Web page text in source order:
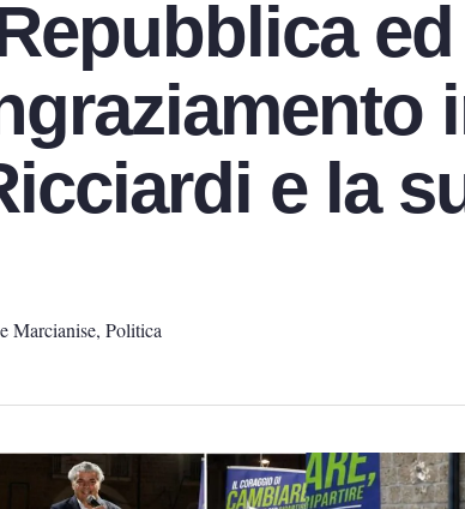
ed
e la
Marcianise, Politica